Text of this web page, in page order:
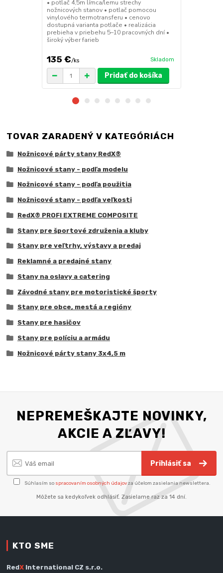
• potlač 4,5m límca/lemu strechy
nožnicových stanov • potlač pomocou
vinylového termotransferu • cenovo
dostupná varianta potlače • realizácia
prebieha v priebehu 5–10 pracovných dní •
široký výber farieb
135 €/ks Skladom
Pridať do košíka
TOVAR ZARADENÝ V KATEGÓRIÁCH
Nožnicové párty stany RedX®
Nožnicové stany - podľa modelu
Nožnicové stany - podľa použitia
Nožnicové stany - podľa veľkosti
RedX® PROFI EXTREME COMPOSITE
Stany pre športové združenia a kluby
Stany pre veľtrhy, výstavy a predaj
Reklamné a predajné stany
Stany na oslavy a catering
Závodné stany pre motoristické športy
Stany pre obce, mestá a regióny
Stany pre hasičov
Stany pre políciu a armádu
Nožnicové párty stany 3x4,5 m
NEPREMEŠKAJTE NOVINKY,
AKCIE A ZĽAVY!
Prihlásiť sa
Súhlasím so spracovaním osobných údajovza účelom zasielania newslettera.
Môžete sa kedykoľvek odhlásiť. Zasielame raz za 14 dní.
KTO SME
RedX International CZ s.r.o.